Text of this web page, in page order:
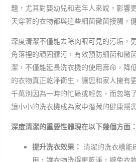
題，尤其對嬰幼兒和老年人來說，影響
天穿著的衣物都與這些細菌黴菌接觸，
深度清潔不僅能去除肉眼可見的污垢，
角落裡的頑固髒污，有效預防細菌和黴
潔，不僅能延長洗衣機的使用壽命，降
的衣物真正乾淨衛生，讓您和家人擁有
千萬別因為一時的忙碌或輕忽，而忽略
讓小小的洗衣機成為家中潛藏的健康隱
深度清潔的重要性體現在以下幾個方面：
提升洗衣效果： 清潔的洗衣槽能
用，讓衣物洗得更乾淨，避免衣